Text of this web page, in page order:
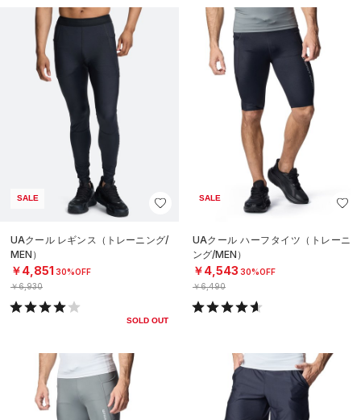
SALE
UAクール レギンス（トレーニング/
MEN）
￥4,851 30%OFF
￥6,930
SOLD OUT
SALE
UAクール ハーフタイツ（トレーニ
ング/MEN）
￥4,543 30%OFF
￥6,490